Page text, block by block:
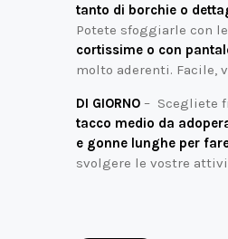
tanto di borchie o
Potete sfoggiarle con le
cortissime o con
molto aderenti. Facile,
DI GIORNO – Scegliete
tacco medio da
e gonne lunghe per
svolgere le vostre